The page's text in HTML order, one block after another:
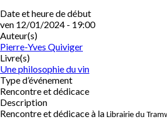
Date et heure de début
ven 12/01/2024 - 19:00
Auteur(s)
Pierre-Yves Quiviger
Livre(s)
Une philosophie du vin
Type d’événement
Rencontre et dédicace
Description
Rencontre et dédicace à la Librairie du